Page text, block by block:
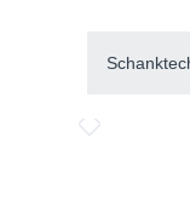
Bildergalerie